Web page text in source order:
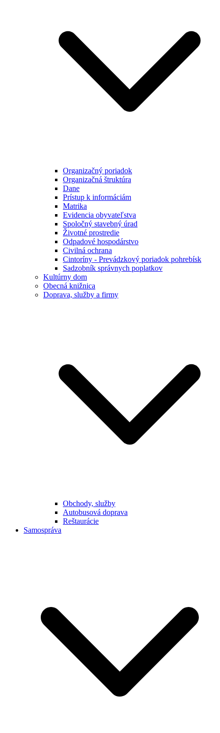
Organizačný poriadok
Organizačná štruktúra
Dane
Prístup k informáciám
Matrika
Evidencia obyvateľstva
Spoločný stavebný úrad
Životné prostredie
Odpadové hospodárstvo
Civilná ochrana
Cintoríny - Prevádzkový poriadok pohrebísk
Sadzobník správnych poplatkov
Kultúrny dom
Obecná knižnica
Doprava, služby a firmy
Obchody, služby
Autobusová doprava
Reštaurácie
Samospráva